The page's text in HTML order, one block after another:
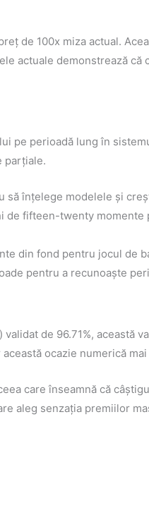
de 100x miza actual.
actuale demonstrează
pe perioadă lung în
parțiale.
să înțelege modelele și
fifteen-twenty
din fond pentru jocul de
pentru a recunoaște
de 96.71%, această
ocazie numerică
care înseamnă că
aleg senzația premiilor